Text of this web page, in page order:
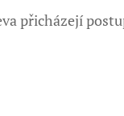
přicházejí